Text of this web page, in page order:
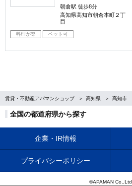
朝倉駅 徒歩8分
高知県高知市朝倉本町２丁
目
料理が楽 ペット可
賃貸・不動産アパマンショップ 高知県 高知市
全国の都道府県から探す
企業・IR情報
プライバシーポリシー
©APAMAN Co.,Ltd.